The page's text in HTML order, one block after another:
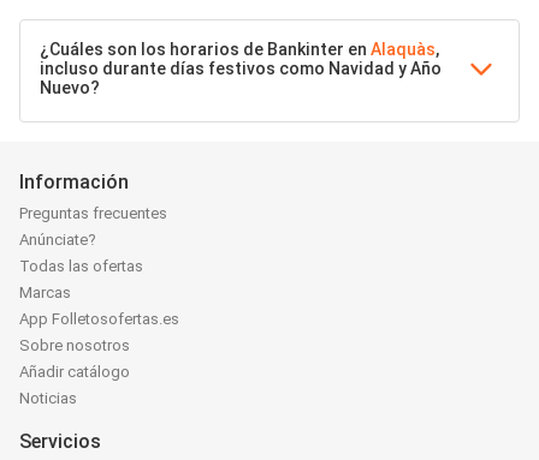
¿Cuáles son los horarios de Bankinter en Alaquàs,
incluso durante días festivos como Navidad y Año
Nuevo?
Información
Preguntas frecuentes
Anúnciate?
Todas las ofertas
Marcas
App Folletosofertas.es
Sobre nosotros
Añadir catálogo
Noticias
Servicios